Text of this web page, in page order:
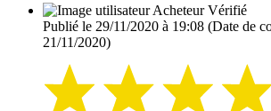
Acheteur Vérifié
Publié le 29/11/2020 à 19:08 (Date de
21/11/2020)